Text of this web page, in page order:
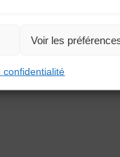
Voir les
confidentialité